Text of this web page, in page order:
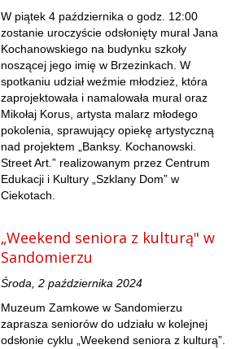
W piątek 4 października o godz. 12:00
zostanie uroczyście odsłonięty mural Jana
Kochanowskiego na budynku szkoły
noszącej jego imię w Brzezinkach. W
spotkaniu udział weźmie młodzież, która
zaprojektowała i namalowała mural oraz
Mikołaj Korus, artysta malarz młodego
pokolenia, sprawujący opiekę artystyczną
nad projektem „Banksy. Kochanowski.
Street Art.” realizowanym przez Centrum
Edukacji i Kultury „Szklany Dom” w
Ciekotach.
„Weekend seniora z kulturą" w
Sandomierzu
Środa, 2 października 2024
Muzeum Zamkowe w Sandomierzu
zaprasza seniorów do udziału w kolejnej
odsłonie cyklu „Weekend seniora z kulturą”.